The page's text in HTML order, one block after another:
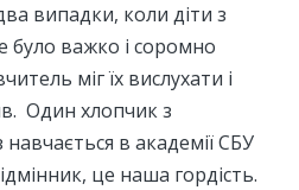
випадки, коли діти з
було важко і соромно
міг їх вислухати і
Один хлопчик з
в академії СБУ
це наша гордість.